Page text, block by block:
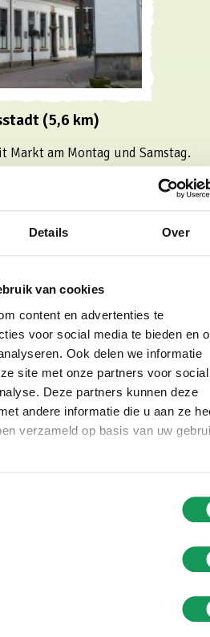
Details Over
van cookies
content en advertenties te
voor social media te bieden en
Ook delen we informatie
site met onze partners voor social
Deze partners kunnen deze
andere informatie die u aan ze
verzameld op basis van uw
(5,6 km)
Markt am Montag und Samstag.
direkt über der Grenze.